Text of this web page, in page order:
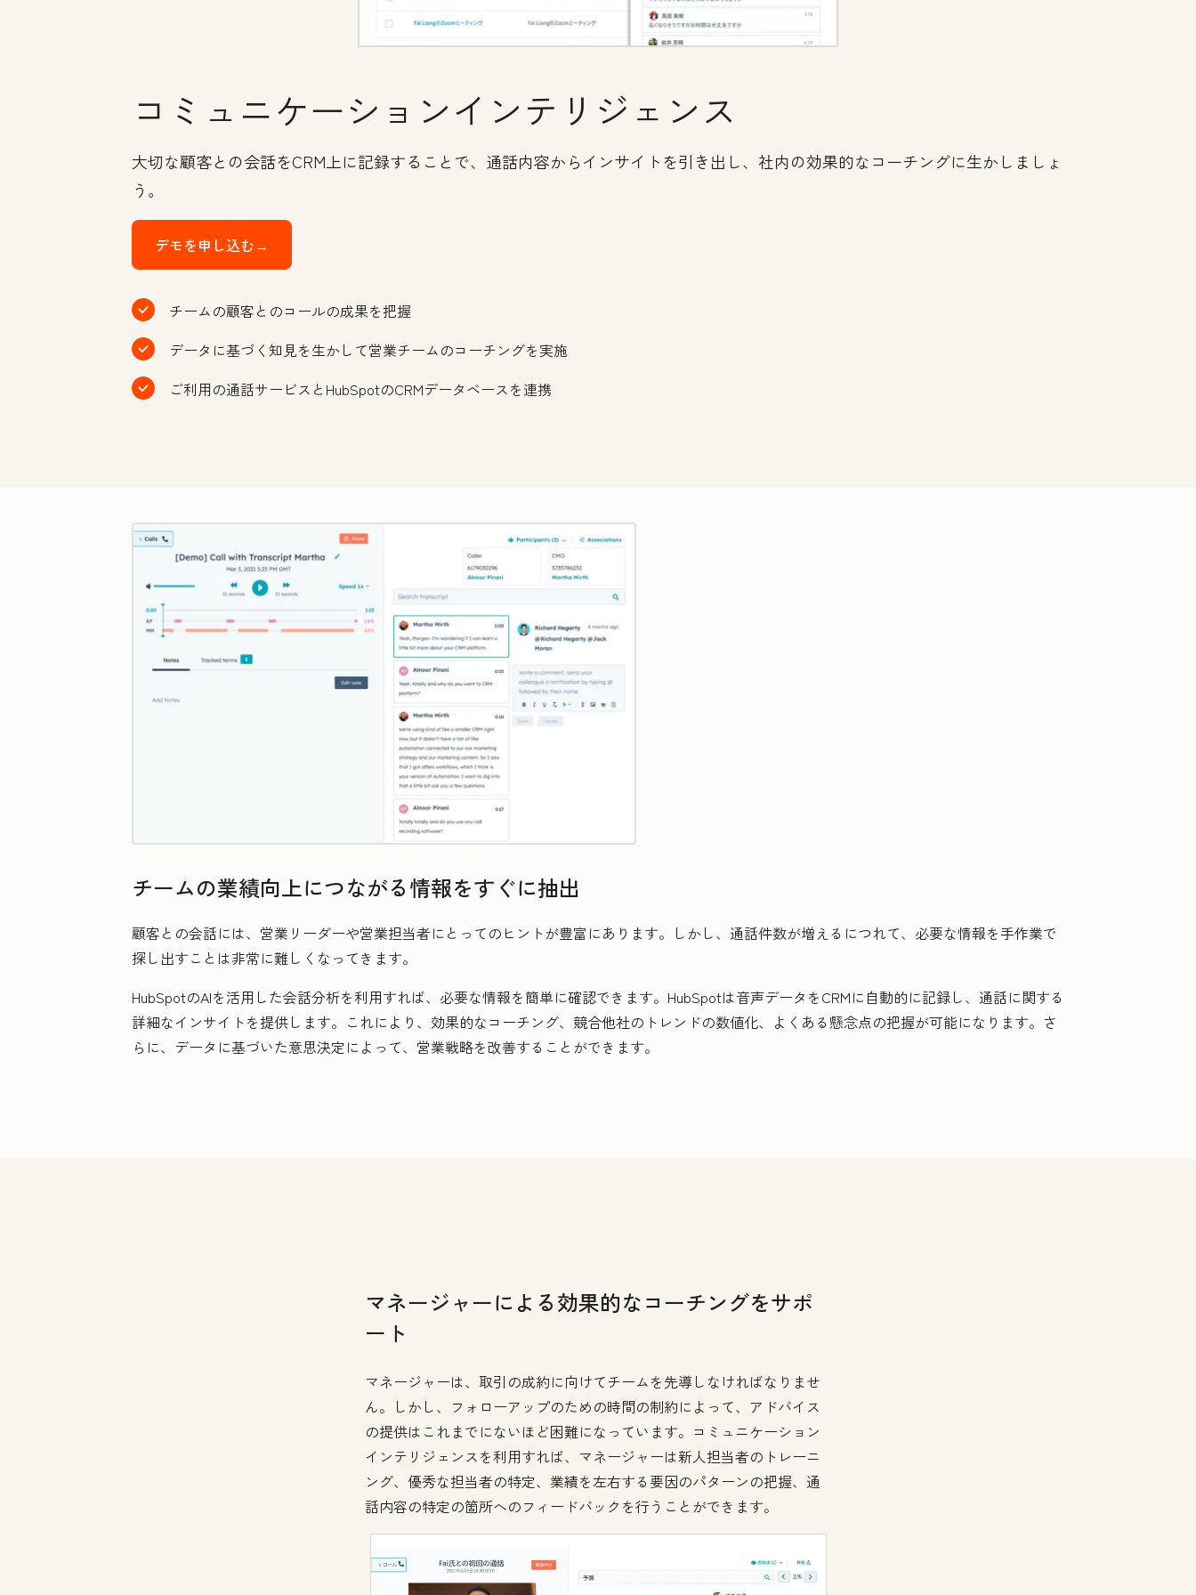
コミュニケーションインテリジェンス
大切な顧客との会話をCRM上に記録することで、通話内容からインサイトを引き出し、社内の効果的なコーチングに生かしましょ
う。
デモを申し込む→
チームの顧客とのコールの成果を把握
データに基づく知見を生かして営業チームのコーチングを実施
ご利用の通話サービスとHubSpotのCRMデータベースを連携
チームの業績向上につながる情報をすぐに抽出
顧客との会話には、営業リーダーや営業担当者にとってのヒントが豊富にあります。しかし、通話件数が増えるにつれて、必要な情報を手作業で
探し出すことは非常に難しくなってきます。
HubSpotのAIを活用した会話分析を利用すれば、必要な情報を簡単に確認できます。HubSpotは音声データをCRMに自動的に記録し、通話に関する
詳細なインサイトを提供します。これにより、効果的なコーチング、競合他社のトレンドの数値化、よくある懸念点の把握が可能になります。さ
らに、データに基づいた意思決定によって、営業戦略を改善することができます。
マネージャーによる効果的なコーチングをサポ
ート
マネージャーは、取引の成約に向けてチームを先導しなければなりませ
ん。しかし、フォローアップのための時間の制約によって、アドバイス
の提供はこれまでにないほど困難になっています。コミュニケーション
インテリジェンスを利用すれば、マネージャーは新人担当者のトレーニ
ング、優秀な担当者の特定、業績を左右する要因のパターンの把握、通
話内容の特定の箇所へのフィードバックを行うことができます。